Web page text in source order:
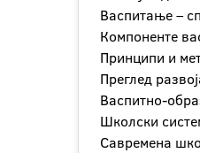
Васпитање –
Компоненте
Принципи и
Преглед
Васпитно-
Школски
Савремена